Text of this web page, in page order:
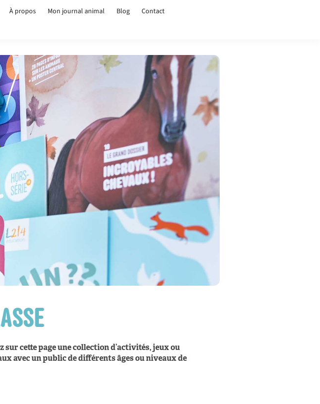
À propos Mon journal animal Blog Contact
cette page une collection d’activités, jeux ou
avec un public de différents âges ou niveaux de